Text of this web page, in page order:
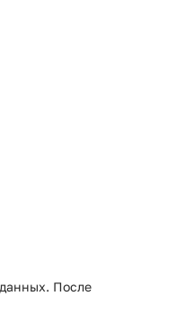
После